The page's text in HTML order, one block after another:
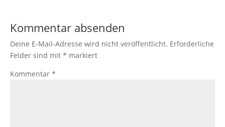
Kommentar absenden
Deine E-Mail-Adresse wird nicht veröffentlicht. Erforderliche
Felder sind mit * markiert
Kommentar *